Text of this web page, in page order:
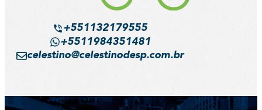
+551132179555
+5511984351481
celestino@celestinodesp.com.br